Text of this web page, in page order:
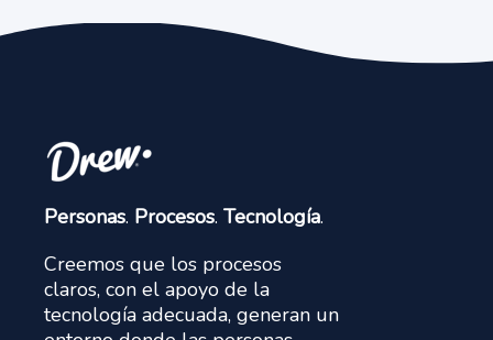
Personas. Procesos. Tecnología.
Creemos que los procesos
claros, con el apoyo de la
tecnología adecuada, generan un